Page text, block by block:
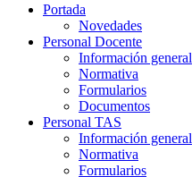
Portada
Novedades
Personal Docente
Información general
Normativa
Formularios
Documentos
Personal TAS
Información general
Normativa
Formularios